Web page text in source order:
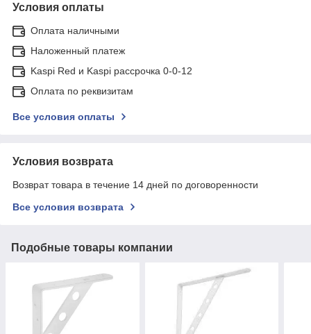
Условия оплаты
Оплата наличными
Наложенный платеж
Kaspi Red и Kaspi рассрочка 0-0-12
Оплата по реквизитам
Все условия оплаты
Условия возврата
Возврат товара в течение 14 дней по договоренности
Все условия возврата
Подобные товары компании